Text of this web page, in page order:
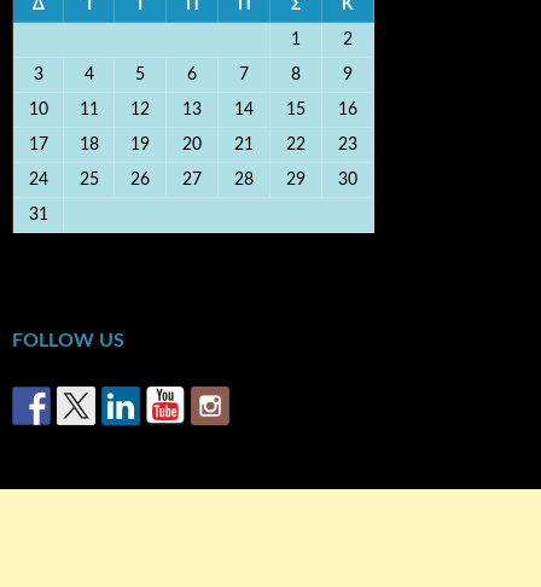
Δ Σ Κ
1 2
3 4 5 6 7 8 9
10 11 12 13 14 15 16
17 18 19 20 21 22 23
24 25 26 27 28 29 30
31
FOLLOW US